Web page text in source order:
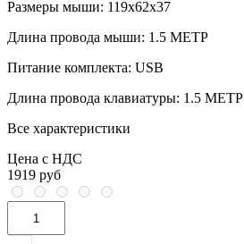
Размеры мыши: 119x62x37
Длина провода мыши: 1.5 МЕТР
Питание комплекта: USB
Длина провода клавиатуры: 1.5 МЕТР
Все характеристики
Цена с НДС
1919 руб